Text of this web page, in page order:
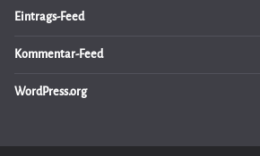
Eintrags-Feed
Kommentar-Feed
WordPress.org